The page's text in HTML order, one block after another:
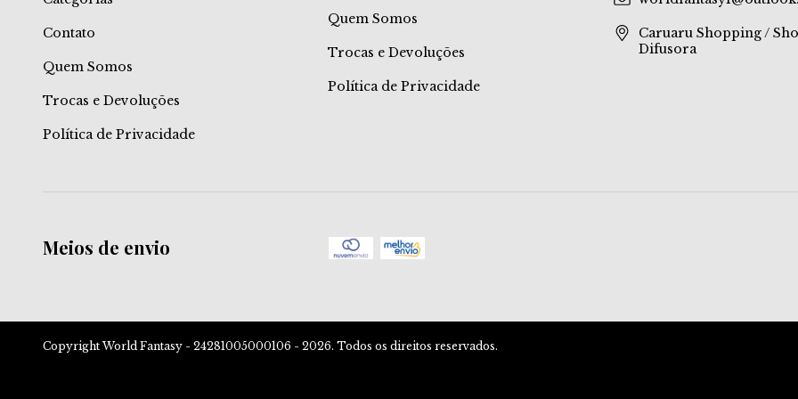
Contato
Quem Somos
Trocas e Devoluções
Política de Privacidade
Quem Somos
Trocas e Devoluções
Política de Privacidade
Caruaru Shopping /
Difusora
Meios de envio
Copyright World Fantasy - 24281005000106 - 2026. Todos os direitos reservados.